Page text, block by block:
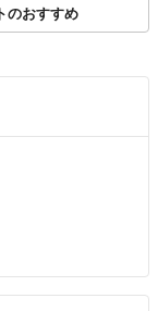
のおすすめ